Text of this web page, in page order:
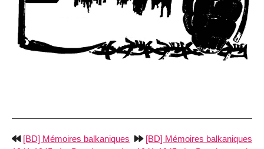
[BD] Mémoires balkaniques
[BD] Mémoires balkaniques